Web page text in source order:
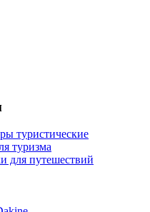
туристические
туризма
для путешествий